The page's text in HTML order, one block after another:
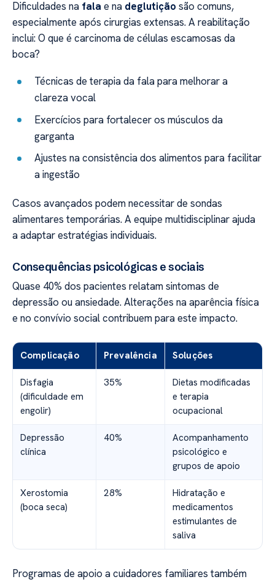
Dificuldades na fala e na deglutição são comuns,
especialmente após cirurgias extensas. A reabilitação
inclui: O que é carcinoma de células escamosas da
boca?
Técnicas de terapia da fala para melhorar a
clareza vocal
Exercícios para fortalecer os músculos da
garganta
Ajustes na consistência dos alimentos para facilitar
a ingestão
Casos avançados podem necessitar de sondas
alimentares temporárias. A equipe multidisciplinar ajuda
a adaptar estratégias individuais.
Consequências psicológicas e sociais
Quase 40% dos pacientes relatam sintomas de
depressão ou ansiedade. Alterações na aparência física
e no convívio social contribuem para este impacto.
Complicação Prevalência Soluções
Disfagia
(dificuldade em
engolir)
35%
Dietas modificadas
e terapia
ocupacional
Depressão
clínica
40%
Acompanhamento
psicológico e
grupos de apoio
Xerostomia
(boca seca)
28%
Hidratação e
medicamentos
estimulantes de
saliva
Programas de apoio a cuidadores familiares também